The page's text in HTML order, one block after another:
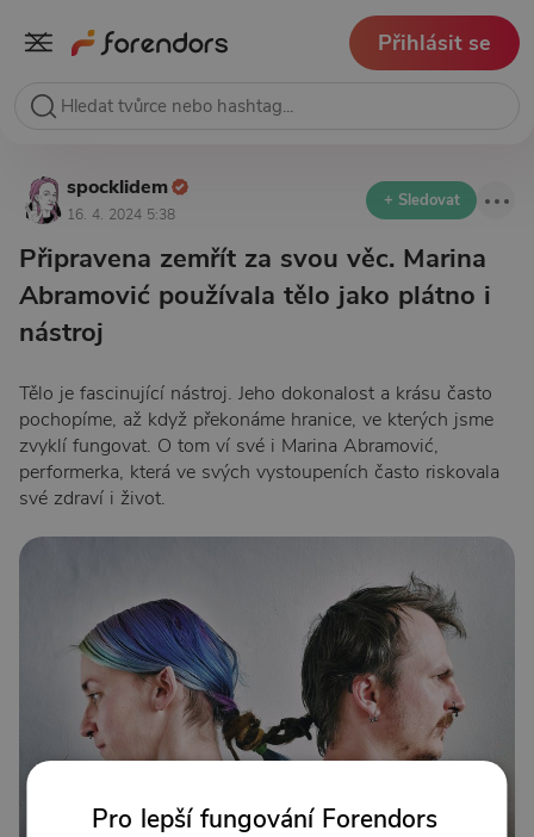
Přihlásit se
spocklidem
16. 4. 2024 5:38
+ Sledovat
Připravena zemřít za svou věc. Marina
Abramović používala tělo jako plátno i
nástroj
Tělo je fascinující nástroj. Jeho dokonalost a krásu často
pochopíme, až když překonáme hranice, ve kterých jsme
zvyklí fungovat. O tom ví své i Marina Abramović,
performerka, která ve svých vystoupeních často riskovala
své zdraví i život.
Pro lepší fungování Forendors